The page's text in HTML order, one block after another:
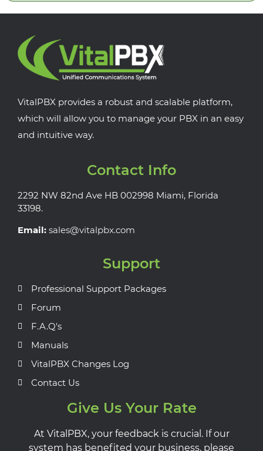
VitalPBX provides a robust and scalable platform,
which will allow you to manage your PBX in an easy
and intuitive way.
Contact Info
2292 NW 82nd Ave HB 002998 Miami, Florida
33198.
Email: sales@vitalpbx.com
Support
Professional Support Packages
Forum
F.A.Q's
Manuals
VitalPBX Changes Log
Contact Us
Give Us Your Rate
At VitalPBX, your feedback is crucial. If our
system has benefited your business, please